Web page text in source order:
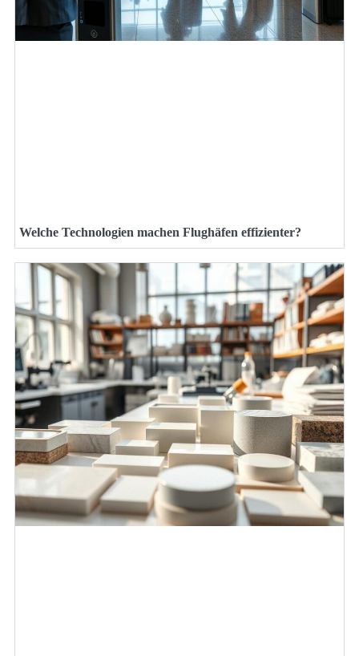
Welche Technologien machen Flughäfen effizienter?